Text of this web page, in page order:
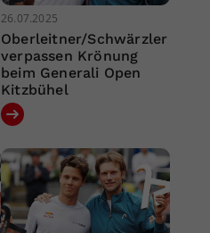
26.07.2025
Oberleitner/Schwärzler
verpassen Krönung
beim Generali Open
Kitzbühel